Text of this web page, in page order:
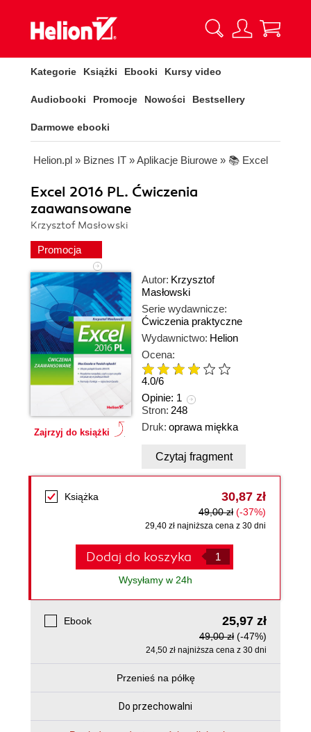
Kategorie Książki Ebooki Kursy video
Audiobooki Promocje Nowości Bestsellery
Darmowe ebooki
Helion.pl » Biznes IT »Aplikacje Biurowe » 📚 Excel
Excel 2016 PL. Ćwiczenia
zaawansowane
Krzysztof Masłowski
Promocja
Zajrzyj do książki
Autor: Krzysztof
Masłowski
Serie wydawnicze:
Ćwiczenia praktyczne
Wydawnictwo: Helion
Ocena:
4.0/6
Opinie: 1
Stron: 248
Druk: oprawa miękka
Czytaj fragment
Książka 30,87 zł
49,00 zł (-37%)
29,40 zł najniższa cena z 30 dni
Dodaj do koszyka
Wysyłamy w 24h
Ebook 25,97 zł
49,00 zł (-47%)
24,50 zł najniższa cena z 30 dni
Przenieś na półkę
Do przechowalni